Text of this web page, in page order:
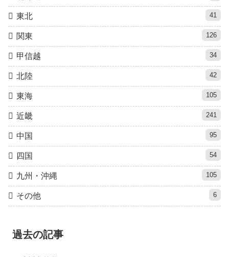
東北 41
関東 126
甲信越 34
北陸 42
東海 105
近畿 241
中国 95
四国 54
九州・沖縄 105
その他 6
過去の記事